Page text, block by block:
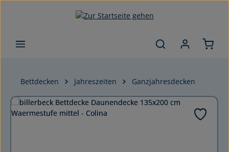
Zum Hauptinhalt springen
Bettdecken Jahreszeiten
Ganzjahresdecken
Bildergalerie überspringen